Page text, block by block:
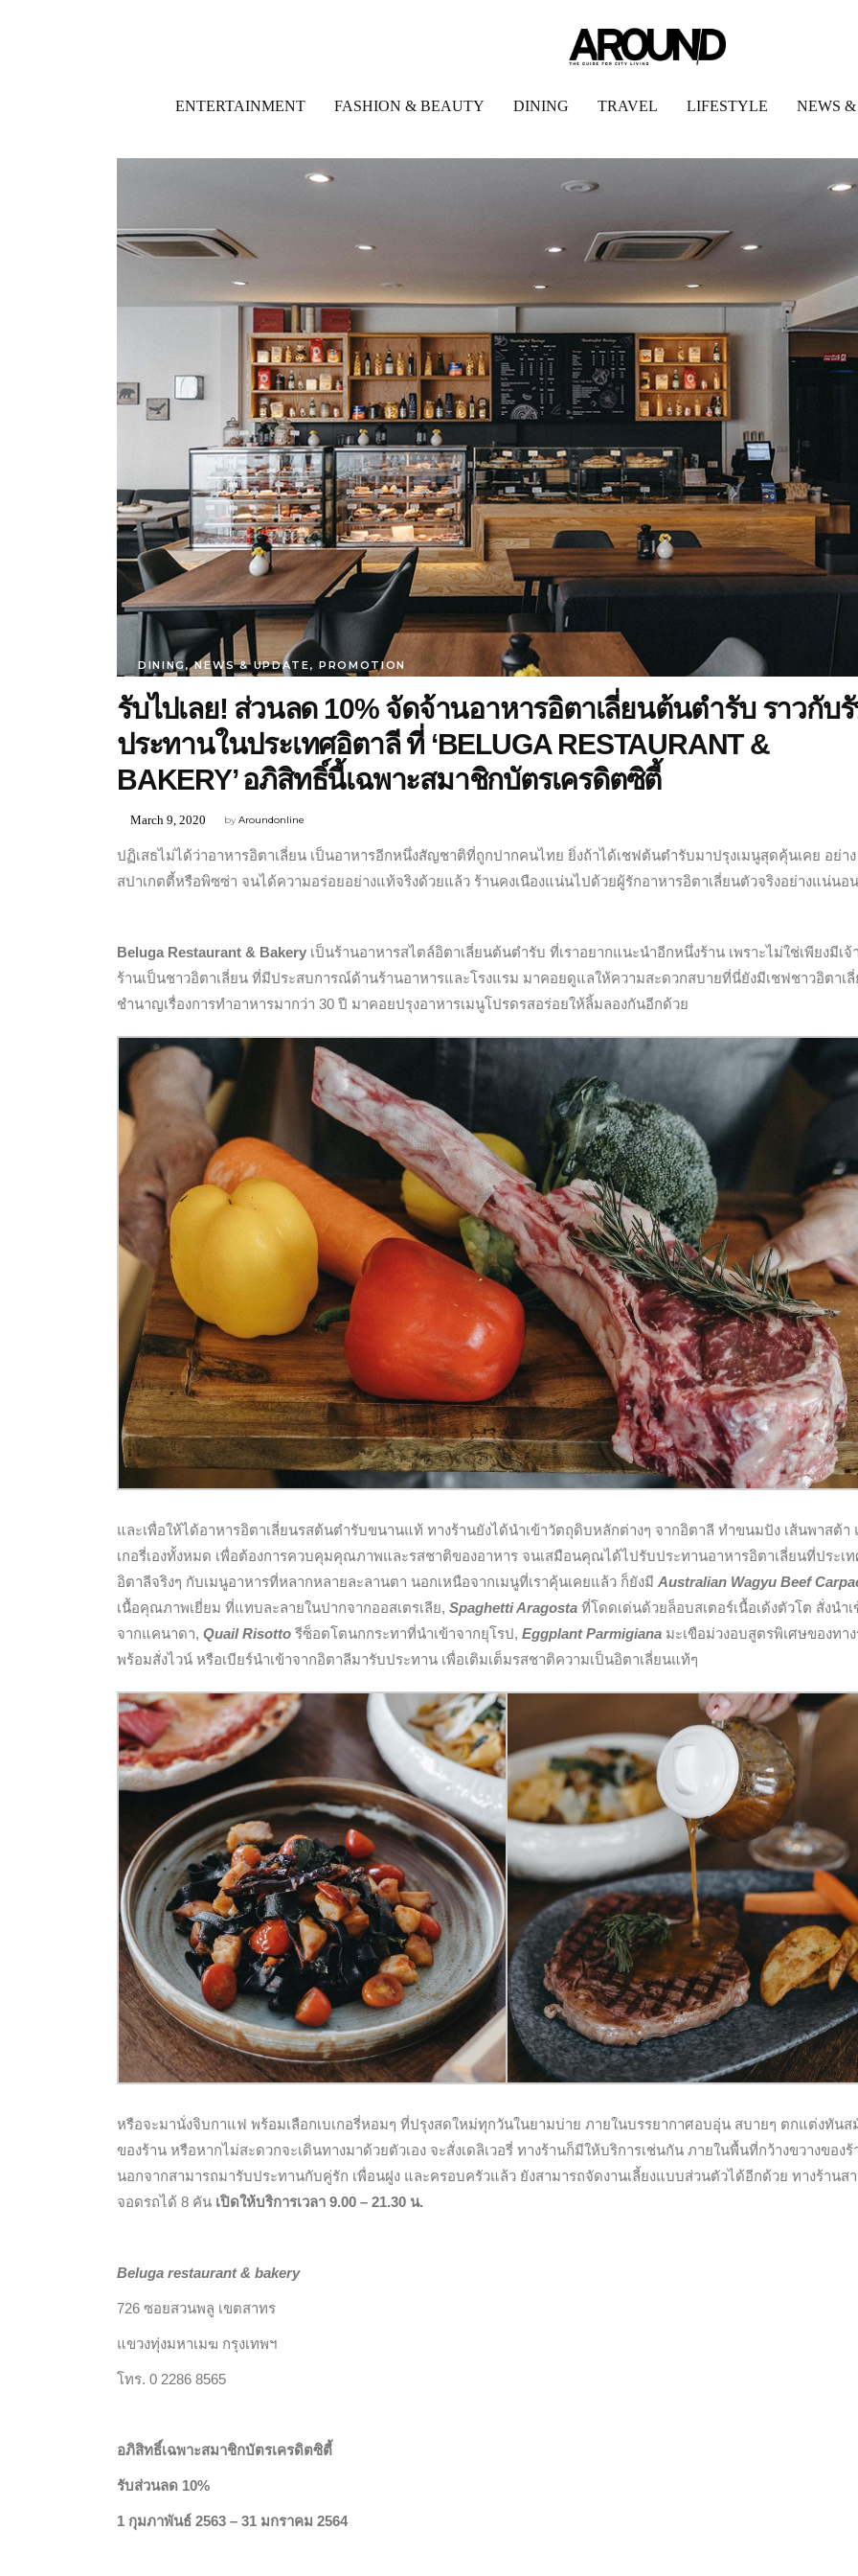
ENTERTAINMENT FASHION & BEAUTY DINING TRAVEL LIFESTYLE NEWS
DINING ,NEWS & UPDATE, PROMOTION
รับไปเลย! ส่วนลด 10% จัดจ้านอาหารอิตาเลี่ยนต้นตำรับ ราวกับ
ประทานในประเทศอิตาลี ที่ ‘BELUGA RESTAURANT &
BAKERY’ อภิสิทธิ์นี้เฉพาะสมาชิกบัตรเครดิตซิตี้
byAroundonline
March 9, 2020
ปฏิเสธไม่ได้ว่าอาหารอิตาเลี่ยน เป็นอาหารอีกหนึ่งสัญชาติที่ถูกปากคนไทย ยิ่งถ้าได้เชฟต้นตำรับมาปรุงเมนูสุดคุ้นเคย อย่าง
สปาเกตตี้หรือพิซซ่า จนได้ความอร่อยอย่างแท้จริงด้วยแล้ว ร้านคงเนืองแน่นไปด้วยผู้รักอาหารอิตาเลี่ยนตัวจริงอย่างแน่นอน
Beluga Restaurant & Bakery เป็นร้านอาหารสไตล์อิตาเลี่ยนต้นตำรับ ที่เราอยากแนะนำอีกหนึ่งร้าน เพราะไม่ใช่เพียงมีเจ้
ร้านเป็นชาวอิตาเลี่ยน ที่มีประสบการณ์ด้านร้านอาหารและโรงแรม มาคอยดูแลให้ความสะดวกสบายที่นี่ยังมีเชฟชาวอิตาเ
ชำนาญเรื่องการทำอาหารมากว่า 30 ปี มาคอยปรุงอาหารเมนูโปรดรสอร่อยให้ลิ้มลองกันอีกด้วย
และเพื่อให้ได้อาหารอิตาเลี่ยนรสต้นตำรับขนานแท้ ทางร้านยังได้นำเข้าวัตถุดิบหลักต่างๆ จากอิตาลี ทำขนมปัง เส้นพาสต้า
เกอรี่เองทั้งหมด เพื่อต้องการควบคุมคุณภาพและรสชาติของอาหาร จนเสมือนคุณได้ไปรับประทานอาหารอิตาเลี่ยนที่ประเ
อิตาลีจริงๆ กับเมนูอาหารที่หลากหลายละลานตา นอกเหนือจากเมนูที่เราคุ้นเคยแล้ว ก็ยังมี Australian Wagyu Beef
เนื้อคุณภาพเยี่ยม ที่แทบละลายในปากจากออสเตรเลีย, Spaghetti Aragosta ที่โดดเด่นด้วยล็อบสเตอร์เนื้อเด้งตัวโต สั่งนำเ
จากแคนาดา, Quail Risotto รีซ็อตโตนกกระทาที่นำเข้าจากยุโรป, Eggplant Parmigiana มะเขือม่วงอบสูตรพิเศษของทา
พร้อมสั่งไวน์ หรือเบียร์นำเข้าจากอิตาลีมารับประทาน เพื่อเติมเต็มรสชาติความเป็นอิตาเลี่ยนแท้ๆ
หรือจะมานั่งจิบกาแฟ พร้อมเลือกเบเกอรี่หอมๆ ที่ปรุงสดใหม่ทุกวันในยามบ่าย ภายในบรรยากาศอบอุ่น สบายๆ ตกแต่งทันส
ของร้าน หรือหากไม่สะดวกจะเดินทางมาด้วยตัวเอง จะสั่งเดลิเวอรี่ ทางร้านก็มีให้บริการเช่นกัน ภายในพื้นที่กว้างขวางของร้
นอกจากสามารถมารับประทานกับคู่รัก เพื่อนฝูง และครอบครัวแล้ว ยังสามารถจัดงานเลี้ยงแบบส่วนตัวได้อีกด้วย ทางร้านส
จอดรถได้ 8 คัน เปิดให้บริการเวลา 9.00 – 21.30 น.
Beluga restaurant & bakery
726 ซอยสวนพลู เขตสาทร
แขวงทุ่งมหาเมฆ กรุงเทพฯ
โทร. 0 2286 8565
อภิสิทธิ์เฉพาะสมาชิกบัตรเครดิตซิตี้
รับส่วนลด 10%
1 กุมภาพันธ์ 2563 – 31 มกราคม 2564